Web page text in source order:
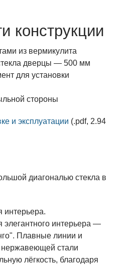
конструкции
из вермикулита
дверцы — 500 мм
для установки
стороны
и эксплуатации (.pdf, 2.94
диагональю стекла в
интерьера.
интерьера —
Плавные линии и
нержавеющей стали
лёгкость, благодаря